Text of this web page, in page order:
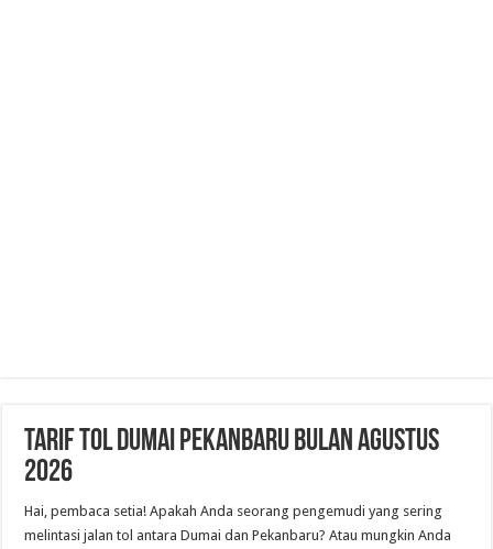
Tarif Tol Dumai Pekanbaru Bulan Agustus
2026
Hai, pembaca setia! Apakah Anda seorang pengemudi yang sering
melintasi jalan tol antara Dumai dan Pekanbaru? Atau mungkin Anda